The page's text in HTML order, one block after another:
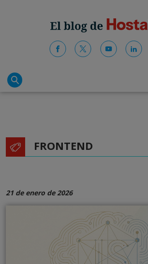
FRONTEND
21 de enero de 2026